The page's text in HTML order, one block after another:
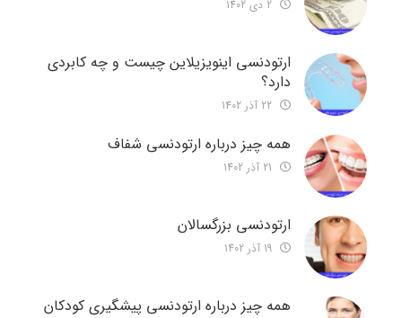
ارتودنسی اینویزیلاین چیست و چه کابردی
دارد؟
همه چیز درباره ارتودنسی شفاف
ارتودنسی بزرگسالان
همه چیز درباره ارتودنسی پیشگیری کودکان